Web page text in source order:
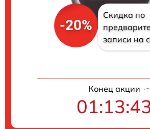
-20%
Скидка по
записи на
Конец акции